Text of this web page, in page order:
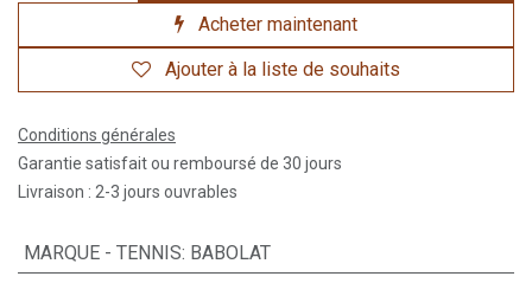
Acheter maintenant
Ajouter à la liste de souhaits
Conditions générales
Garantie satisfait ou remboursé de 30 jours
Livraison : 2-3 jours ouvrables
MARQUE - TENNIS: BABOLAT